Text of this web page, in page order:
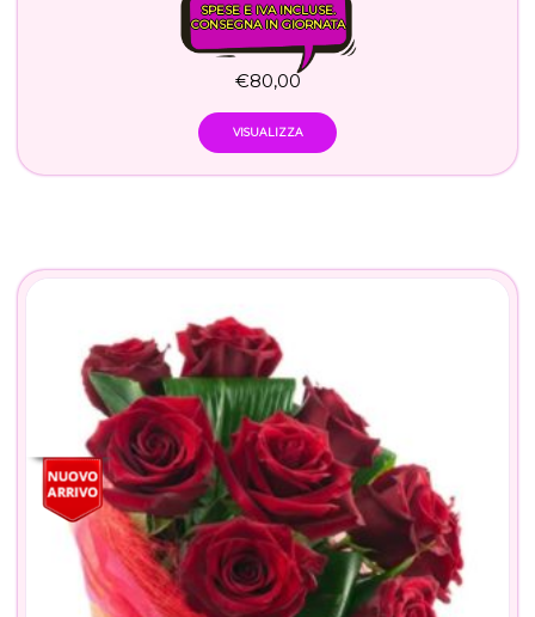
SPESE E IVA INCLUSE.
CONSEGNA IN GIORNATA
€80,00
VISUALIZZA